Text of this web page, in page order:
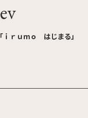
ｉｒｕｍｏ はじまる」